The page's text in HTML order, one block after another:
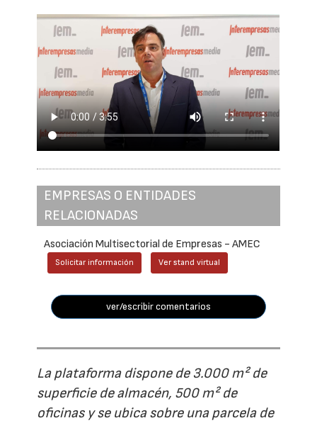
EMPRESAS O ENTIDADES
RELACIONADAS
Asociación Multisectorial de Empresas - AMEC
Solicitar información Ver stand virtual
ver/escribir comentarios
La plataforma dispone de 3.000 m² de
superficie de almacén, 500 m² de
oficinas y se ubica sobre una parcela de